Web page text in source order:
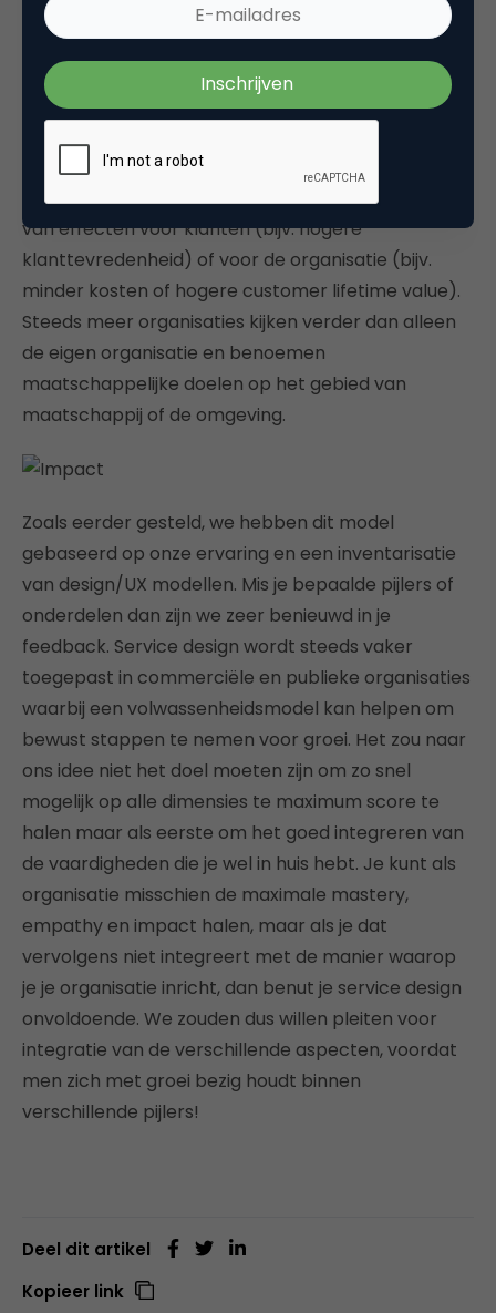
Impact: Wat zijn de resultaten van
service design?
Laatste pijler gaat over wat bereikt wordt met
service design. Dit begint met het zichtbaar maken
van effecten voor klanten (bijv. hogere
klanttevredenheid) of voor de organisatie (bijv.
minder kosten of hogere customer lifetime value).
Steeds meer organisaties kijken verder dan alleen
de eigen organisatie en benoemen
maatschappelijke doelen op het gebied van
maatschappij of de omgeving.
Zoals eerder gesteld, we hebben dit model
gebaseerd op onze ervaring en een inventarisatie
van design/UX modellen. Mis je bepaalde pijlers of
onderdelen dan zijn we zeer benieuwd in je
feedback. Service design wordt steeds vaker
toegepast in commerciële en publieke organisaties
waarbij een volwassenheidsmodel kan helpen om
bewust stappen te nemen voor groei. Het zou naar
ons idee niet het doel moeten zijn om zo snel
mogelijk op alle dimensies te maximum score te
halen maar als eerste om het goed integreren van
de vaardigheden die je wel in huis hebt. Je kunt als
organisatie misschien de maximale mastery,
empathy en impact halen, maar als je dat
vervolgens niet integreert met de manier waarop
je je organisatie inricht, dan benut je service design
onvoldoende. We zouden dus willen pleiten voor
integratie van de verschillende aspecten, voordat
men zich met groei bezig houdt binnen
verschillende pijlers!
Deel dit artikel
Kopieer link